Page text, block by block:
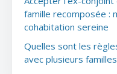
famille recomposée :
cohabitation sereine
Quelles sont les
avec plusieurs